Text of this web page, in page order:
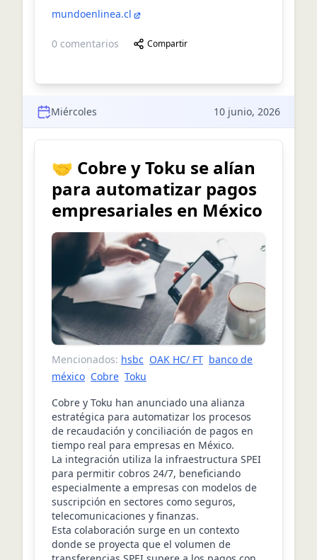
mundoenlinea.cl
0 comentarios Compartir
Miércoles 10 junio, 2026
🤝 Cobre y Toku se alían
para automatizar pagos
empresariales en México
Mencionados: hsbc OAK HC/ FT banco de
méxico Cobre Toku
Cobre y Toku han anunciado una alianza
estratégica para automatizar los procesos
de recaudación y conciliación de pagos en
tiempo real para empresas en México.
La integración utiliza la infraestructura SPEI
para permitir cobros 24/7, beneficiando
especialmente a empresas con modelos de
suscripción en sectores como seguros,
telecomunicaciones y finanzas.
Esta colaboración surge en un contexto
donde se proyecta que el volumen de